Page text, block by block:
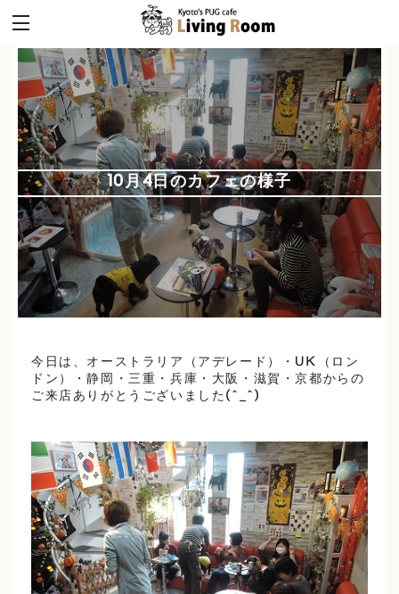
10月4日のカフェの様子
今日は、オーストラリア（アデレード）・UK（ロン
ドン）・静岡・三重・兵庫・大阪・滋賀・京都からの
ご来店ありがとうございました(^_^)